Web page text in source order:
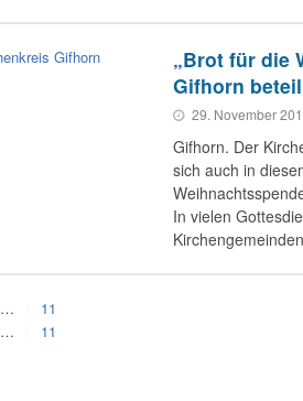
„Brot für die
Gifhorn
29. November
Gifhorn. Der
sich auch in
In vielen
… 11
… 11